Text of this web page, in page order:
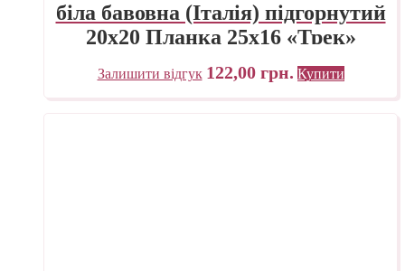
біла бавовна (Італія) підгорнутий
20х20 Планка 25х16 «Трек»
Україна
Залишити відгук 122,00 грн. Купити